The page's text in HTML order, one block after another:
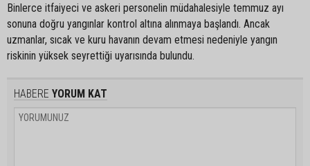
Binlerce itfaiyeci ve askeri personelin müdahalesiyle temmuz ayı
sonuna doğru yangınlar kontrol altına alınmaya başlandı. Ancak
uzmanlar, sıcak ve kuru havanın devam etmesi nedeniyle yangın
riskinin yüksek seyrettiği uyarısında bulundu.
HABERE YORUM KAT